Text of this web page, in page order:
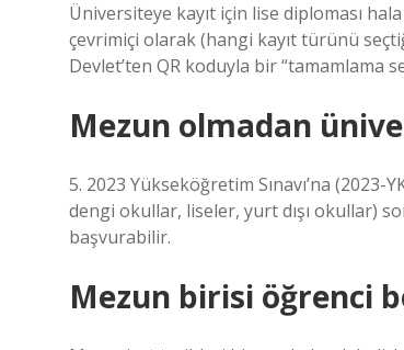
Üniversiteye kayıt için lise diploması
çevrimiçi olarak (hangi kayıt türünü
Devlet’ten QR koduyla bir “tamamlama
Mezun olmadan
5. 2023 Yükseköğretim Sınavı’na
dengi okullar, liseler, yurt dışı okullar)
başvurabilir.
Mezun birisi öğrenci